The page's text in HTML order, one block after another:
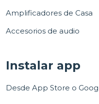
Amplificadores de Casa
Accesorios de audio
Instalar app
Desde App Store o